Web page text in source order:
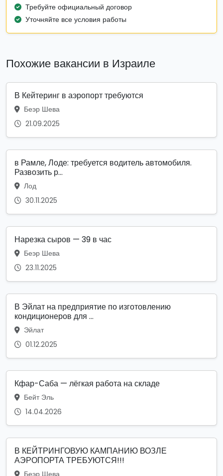
Требуйте официальный договор
Уточняйте все условия работы
Похожие вакансии в Израиле
В Кейтеринг в аэропорт требуются
Беэр Шева
21.09.2025
в Рамле, Лоде: требуется водитель автомобиля.
Развозить р...
Лод
30.11.2025
Нарезка сыров — 39 в час
Беэр Шева
23.11.2025
В Эйлат на предприятие по изготовлению
кондиционеров для ...
Эйлат
01.12.2025
Кфар-Саба — лёгкая работа на складе
Бейт Эль
14.04.2026
В КЕЙТРИНГОВУЮ КАМПАНИЮ ВОЗЛЕ
АЭРОПОРТА ТРЕБУЮТСЯ!!!
Беэр Шева